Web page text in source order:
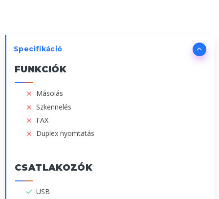
Specifikáció
FUNKCIÓK
Másolás
Szkennelés
FAX
Duplex nyomtatás
CSATLAKOZÓK
USB